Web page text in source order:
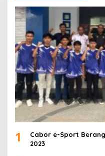
1
Cabor e-Sport
2023